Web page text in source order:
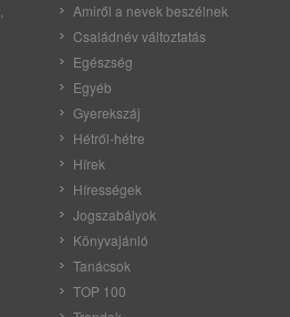
Amiről a nevek beszélnek
Családnév változtatás
Egészség
Egyéb
Gyerekszáj
Hétről-hétre
Hírek
Hírességek
Jogszabályok
Könyvajánló
Tanácsok
TOP 100